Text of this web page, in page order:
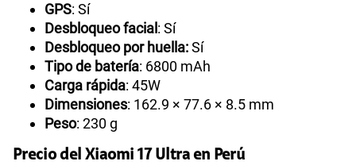
GPS: Sí
Desbloqueo facial : Sí
Desbloqueo por huella:Sí
Tipo de batería: 6800 mAh
Carga rápida: 45W
Dimensiones: 162.9 × 77.6 × 8.5 mm
Peso: 230 g
Precio del Xiaomi 17 Ultra en Perú